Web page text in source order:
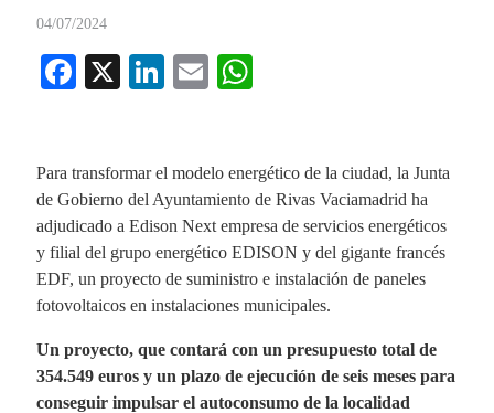
04/07/2024
Fa
ok
X
Li
In
E
A
pp
Para transformar el modelo energético de la ciudad, la Junta
de Gobierno del Ayuntamiento de Rivas Vaciamadrid ha
adjudicado a Edison Next empresa de servicios energéticos
y filial del grupo energético EDISON y del gigante francés
EDF, un proyecto de suministro e instalación de paneles
fotovoltaicos en instalaciones municipales.
Un proyecto, que contará con un presupuesto total de
354.549 euros y un plazo de ejecución de seis meses para
conseguir impulsar el autoconsumo de la localidad